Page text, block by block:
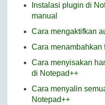
Instalasi plugin di
manual
Cara mengaktifkan
Cara menambahkan
Cara menyisakan
di Notepad++
Cara menyalin
Notepad++